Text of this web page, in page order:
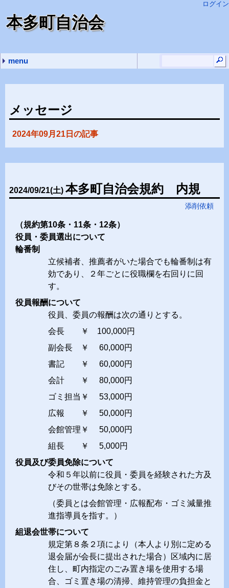
ログイン
本多町自治会
menu
メッセージ
2024年09月21日の記事
2024/09/21(土) 本多町自治会規約 内規
添削依頼
（規約第10条・11条・12条）
役員・委員選出について
輪番制
立候補者、推薦者がいた場合でも輪番制は有
効であり、２年ごとに役職欄を右回りに回
す。
役員報酬について
役員、委員の報酬は次の通りとする。
会長 ￥ 100,000円
副会長 ￥ 60,000円
書記 ￥ 60,000円
会計 ￥ 80,000円
ゴミ担当￥ 53,000円
広報 ￥ 50,000円
会館管理￥ 50,000円
組長 ￥ 5,000円
役員及び委員免除について
令和５年以前に役員・委員を経験された方及
びその世帯は免除とする。
（委員とは会館管理・広報配布・ゴミ減量推
進指導員を指す。）
組退会世帯について
規定第８条２項により（本人より別に定める
退会届が会長に提出された場合）区域内に居
住し、町内指定のごみ置き場を使用する場
合、ゴミ置き場の清掃、維持管理の負担金と